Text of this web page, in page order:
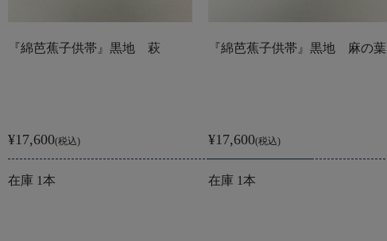
『綿芭蕉子供帯』黒地 萩
¥17,600(税込)
在庫 1本
『綿芭蕉子供帯』黒地 麻の葉
¥17,600(税込)
在庫 1本